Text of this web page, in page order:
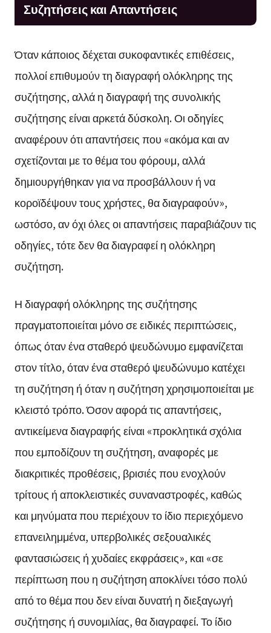
Συζητήσεις και Απαντήσεις
Όταν κάποιος δέχεται συκοφαντικές επιθέσεις,
πολλοί επιθυμούν τη διαγραφή ολόκληρης της
συζήτησης, αλλά η διαγραφή της συνολικής
συζήτησης είναι αρκετά δύσκολη. Οι οδηγίες
αναφέρουν ότι απαντήσεις που «ακόμα και αν
σχετίζονται με το θέμα του φόρουμ, αλλά
δημιουργήθηκαν για να προσβάλλουν ή να
κοροϊδέψουν τους χρήστες, θα διαγραφούν»,
ωστόσο, αν όχι όλες οι απαντήσεις παραβιάζουν τις
οδηγίες, τότε δεν θα διαγραφεί η ολόκληρη
συζήτηση.
Η διαγραφή ολόκληρης της συζήτησης
πραγματοποιείται μόνο σε ειδικές περιπτώσεις,
όπως όταν ένα σταθερό ψευδώνυμο εμφανίζεται
στον τίτλο, όταν ένα σταθερό ψευδώνυμο κατέχει
τη συζήτηση ή όταν η συζήτηση χρησιμοποιείται με
κλειστό τρόπο. Όσον αφορά τις απαντήσεις,
αντικείμενα διαγραφής είναι «προκλητικά σχόλια
που εμποδίζουν τη συζήτηση, αναφορές με
διακριτικές προθέσεις, βρισιές που ενοχλούν
τρίτους ή αποκλειστικές συναναστροφές, καθώς
και μηνύματα που περιέχουν το ίδιο περιεχόμενο
επανειλημμένα, υπερβολικές σεξουαλικές
φαντασιώσεις ή χυδαίες εκφράσεις», και «σε
περίπτωση που η συζήτηση αποκλίνει τόσο πολύ
από το θέμα που δεν είναι δυνατή η διεξαγωγή
συζήτησης ή συνομιλίας, θα διαγραφεί. Το ίδιο